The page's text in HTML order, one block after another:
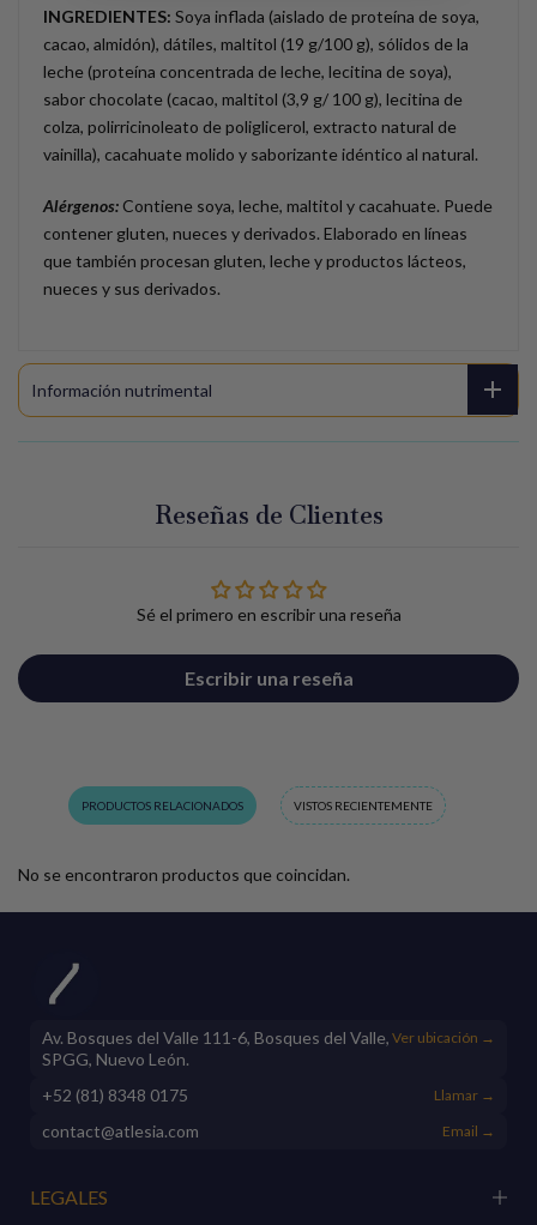
INGREDIENTES: Soya inflada (aislado de proteína de soya,
cacao, almidón), dátiles, maltitol (19 g/100 g), sólidos de la
leche (proteína concentrada de leche, lecitina de soya),
sabor chocolate (cacao, maltitol (3,9 g/ 100 g), lecitina de
colza, polirricinoleato de poliglicerol, extracto natural de
vainilla), cacahuate molido y saborizante idéntico al natural.
Alérgenos: Contiene soya, leche, maltitol y cacahuate. Puede
contener gluten, nueces y derivados. Elaborado en líneas
que también procesan gluten, leche y productos lácteos,
nueces y sus derivados.
Información nutrimental
Reseñas de Clientes
Sé el primero en escribir una reseña
Escribir una reseña
PRODUCTOS RELACIONADOS VISTOS RECIENTEMENTE
No se encontraron productos que coincidan.
Av. Bosques del Valle 111-6, Bosques del Valle,
SPGG, Nuevo León.
Ver ubicación →
+52 (81) 8348 0175 Llamar →
contact@atlesia.com Email →
LEGALES